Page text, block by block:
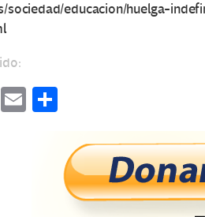
sociedad/educacion/huelga-
Li
E
m
p
ar